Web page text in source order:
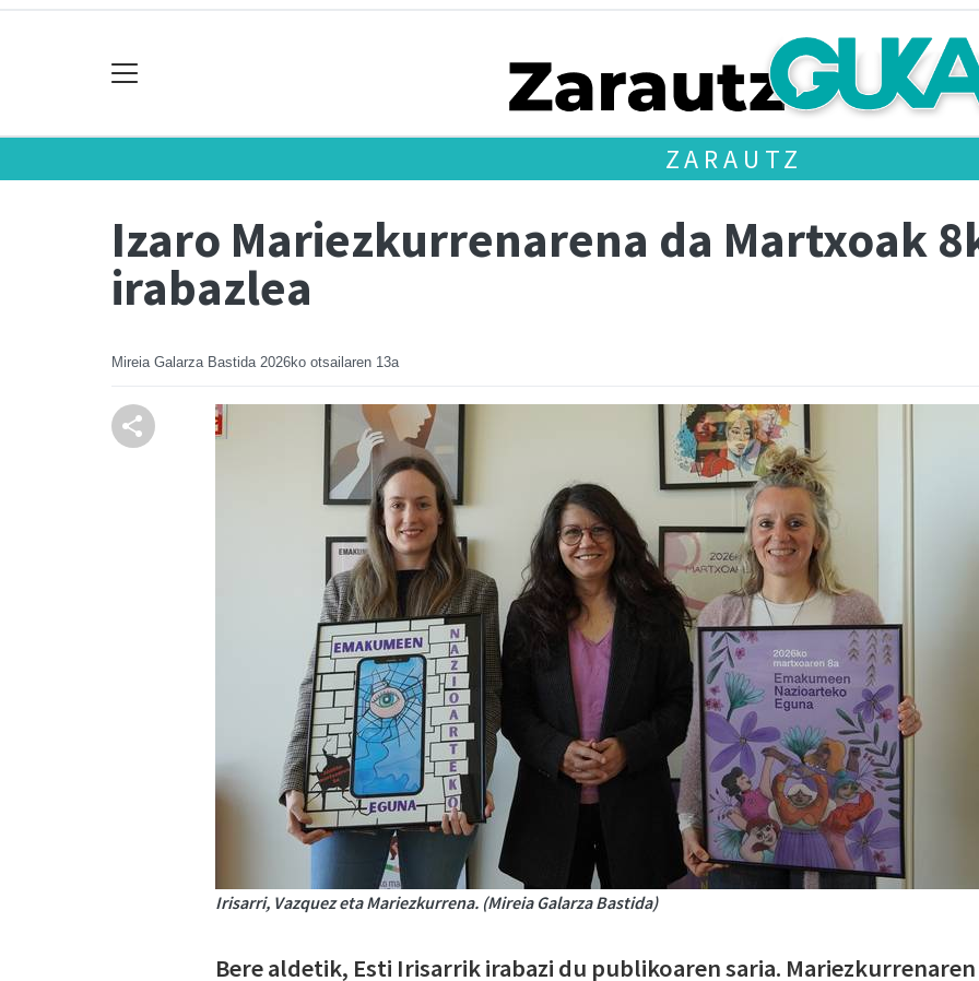
ZARAUTZ
Izaro Mariezkurrenarena da Martxoak
irabazlea
Mireia Galarza Bastida 2026ko otsailaren 13a
Irisarri, Vazquez eta Mariezkurrena. (Mireia Galarza Bastida)
Bere aldetik, Esti Irisarrik irabazi du publikoaren saria. Mariezkurrenaren